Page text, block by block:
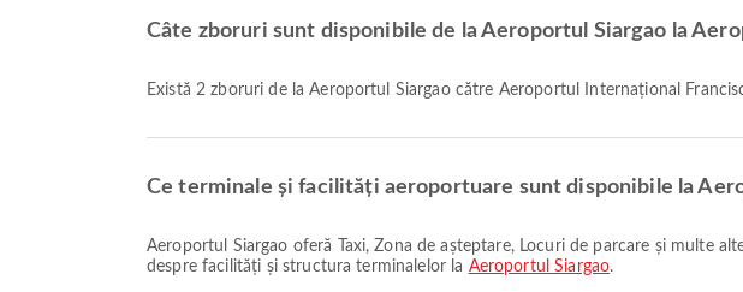
Câte zboruri sunt disponibile de la Aeroportul Siargao la
Există 2 zboruri de la Aeroportul Siargao către Aeroportul Internațional
Ce terminale și facilități aeroportuare sunt disponibile la
Aeroportul Siargao oferă Taxi, Zona de așteptare, Locuri de parcare și multe alte facilități pentru a vă îmbunătăți experiența de călătorie. Puteți verifica informații detaliate
despre facilități și structura terminalelor la Aeroportul Siargao.